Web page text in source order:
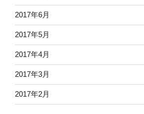
2017年6月
2017年5月
2017年4月
2017年3月
2017年2月